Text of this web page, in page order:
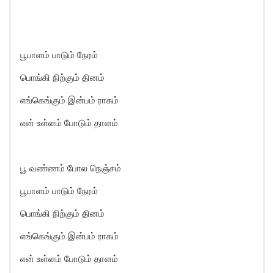
பூபாளம் பாடும் நேரம்
பொங்கி நிற்கும் தினம்
எங்கெங்கும் இன்பம் ராகம்
என் உள்ளம் போடும் தாளம்
பூ வண்ணம் போல நெஞ்சம்
பூபாளம் பாடும் நேரம்
பொங்கி நிற்கும் தினம்
எங்கெங்கும் இன்பம் ராகம்
என் உள்ளம் போடும் தாளம்